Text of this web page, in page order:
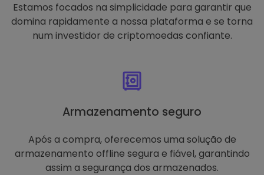
Estamos focados na simplicidade para garantir que
domina rapidamente a nossa plataforma e se torna
num investidor de criptomoedas confiante.
Armazenamento seguro
Após a compra, oferecemos uma solução de
armazenamento offline segura e fiável, garantindo
assim a segurança dos armazenados.